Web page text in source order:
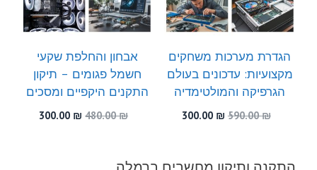
הגדרת מערכות משחקים
מקצועיות: עדכונים בעולם
הגרפיקה והמולטימדיה
590.00₪
המחיר
300.00 ₪
אבחון והחלפת שקעי
חשמל פגומים – תיקון
התקנים היקפיים ומסכים
480.00₪
המחיר
300.00 ₪
המחיר